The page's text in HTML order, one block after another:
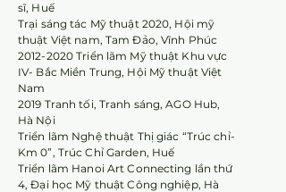
sĩ, Huế
Trại sáng tác Mỹ thuật 2020, Hội mỹ
thuật Việt nam, Tam Đảo, Vĩnh Phúc
2012-2020 Triển lãm Mỹ thuật Khu vực
IV- Bắc Miền Trung, Hội Mỹ thuật Việt
Nam
2019 Tranh tối, Tranh sáng, AGO Hub,
Hà Nội
Triển lãm Nghệ thuật Thị giác “Trúc chỉ-
Km 0”, Trúc Chỉ Garden, Huế
Triển lãm Hanoi Art Connecting lần thứ
4, Đại học Mỹ thuật Công nghiệp, Hà